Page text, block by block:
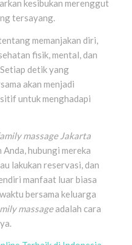
kesibukan merenggut
tersayang.
memanjakan diri,
fisik, mental, dan
detik yang
akan menjadi
untuk menghadapi
massage Jakarta
hubungi mereka
lakukan reservasi, dan
manfaat luar biasa
bersama keluarga
massageadalah cara